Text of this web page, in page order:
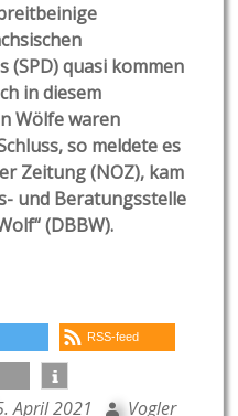
(SPD) quasi kommen
in diesem
Wölfe waren
so meldete es
Zeitung (NOZ), kam
und Beratungsstelle
(DBBW).
RSS-feed
April 2021 Vogler